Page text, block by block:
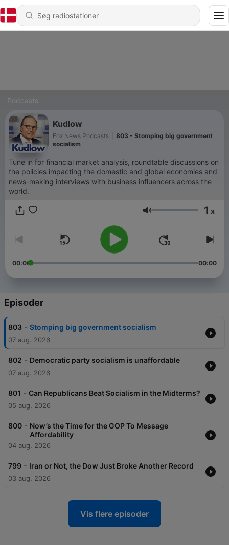
Podcasts
Kudlow
Fox News Podcasts
803 - Stomping big government
socialism
Tune in for financial market analysis, roundtable discussions on
the policies impacting the domestic and global economies and
news-making interviews with business influencers across the
world.
Lydstyrke 1 x
00:00 00:00
Episoder
803 - Stomping big government socialism
07 aug. 2026
802 - Democratic party socialism is unaffordable
07 aug. 2026
801 - Can Republicans Beat Socialism in the Midterms?
05 aug. 2026
800 - Now’s the Time for the GOP To Message
Affordability
04 aug. 2026
799 - Iran or Not, the Dow Just Broke Another Record
03 aug. 2026
Vis flere episoder